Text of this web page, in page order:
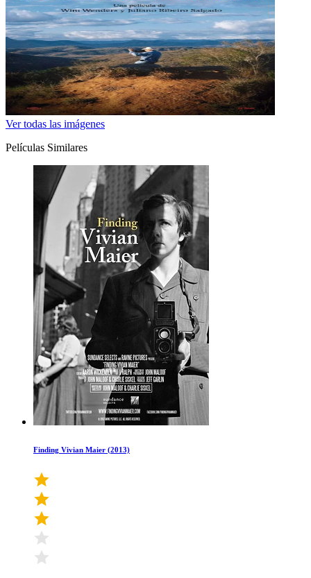
Ver todas las imágenes
Películas Similares
Finding Vivian Maier (2013)